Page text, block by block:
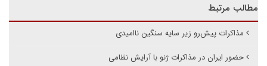
مطالب مرتبط
مذاکرات پیش‌رو زیر سایه سنگین ناامیدی
حضور ایران در مذاکرات ژنو با آرایش نظامی